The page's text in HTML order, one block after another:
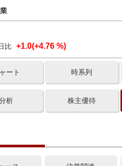
比 +1.0(+4.76 %)
ート 時系列
析 株主優待